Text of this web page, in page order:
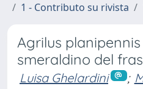
1 - Contributo su rivista
Agrilus
smeraldino del
Luisa Ghelardini ;